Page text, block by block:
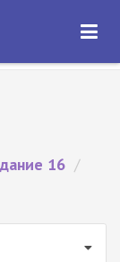
ОТКРЫТЬ
16 /